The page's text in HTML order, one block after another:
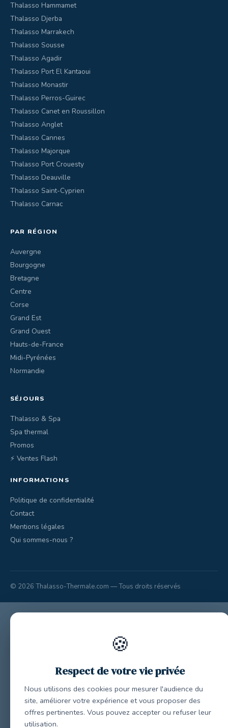
Thalasso Hammamet
Thalasso Djerba
Thalasso Marrakech
Thalasso Sousse
Thalasso Agadir
Thalasso Port El Kantaoui
Thalasso Monastir
Thalasso Perros-Guirec
Thalasso Canet en Roussillon
Thalasso Anglet
Thalasso Cannes
Thalasso Majorque
Thalasso Port Crouesty
Thalasso Deauville
Thalasso Saint-Cyprien
Thalasso Carnac
PAR RÉGION
Auvergne
Bourgogne
Bretagne
Centre
Corse
Grand Est
Grand Ouest
Hauts-de-France
Midi-Pyrénées
Normandie
SÉJOURS
Thalasso & Spa
Spa thermal
Promos
⚡ Ventes Flash
INFORMATIONS
Politique de confidentialité
Contact
Mentions légales
Qui sommes-nous ?
© 2026 Thalasso-Thermale.com — Tous droits réservés
🍪
Respect de votre vie privée
Nous utilisons des cookies pour mesurer l'audience du
site, améliorer votre expérience et vous proposer des
offres pertinentes. Vous pouvez accepter ou refuser leur
utilisation.